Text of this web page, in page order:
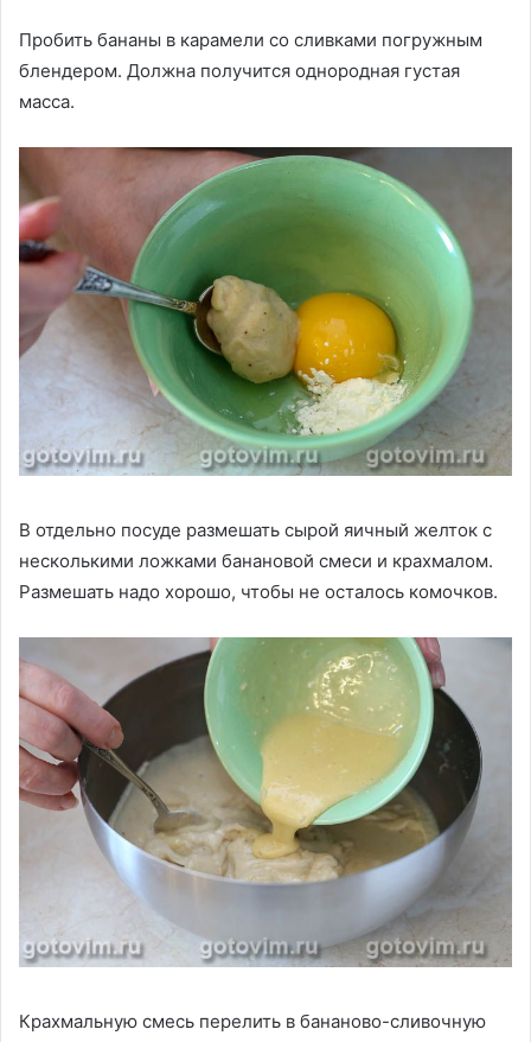
Пробить бананы в карамели со сливками погружным
блендером. Должна получится однородная густая
масса.
В отдельно посуде размешать сырой яичный желток с
несколькими ложками банановой смеси и крахмалом.
Размешать надо хорошо, чтобы не осталось комочков.
Крахмальную смесь перелить в бананово-сливочную